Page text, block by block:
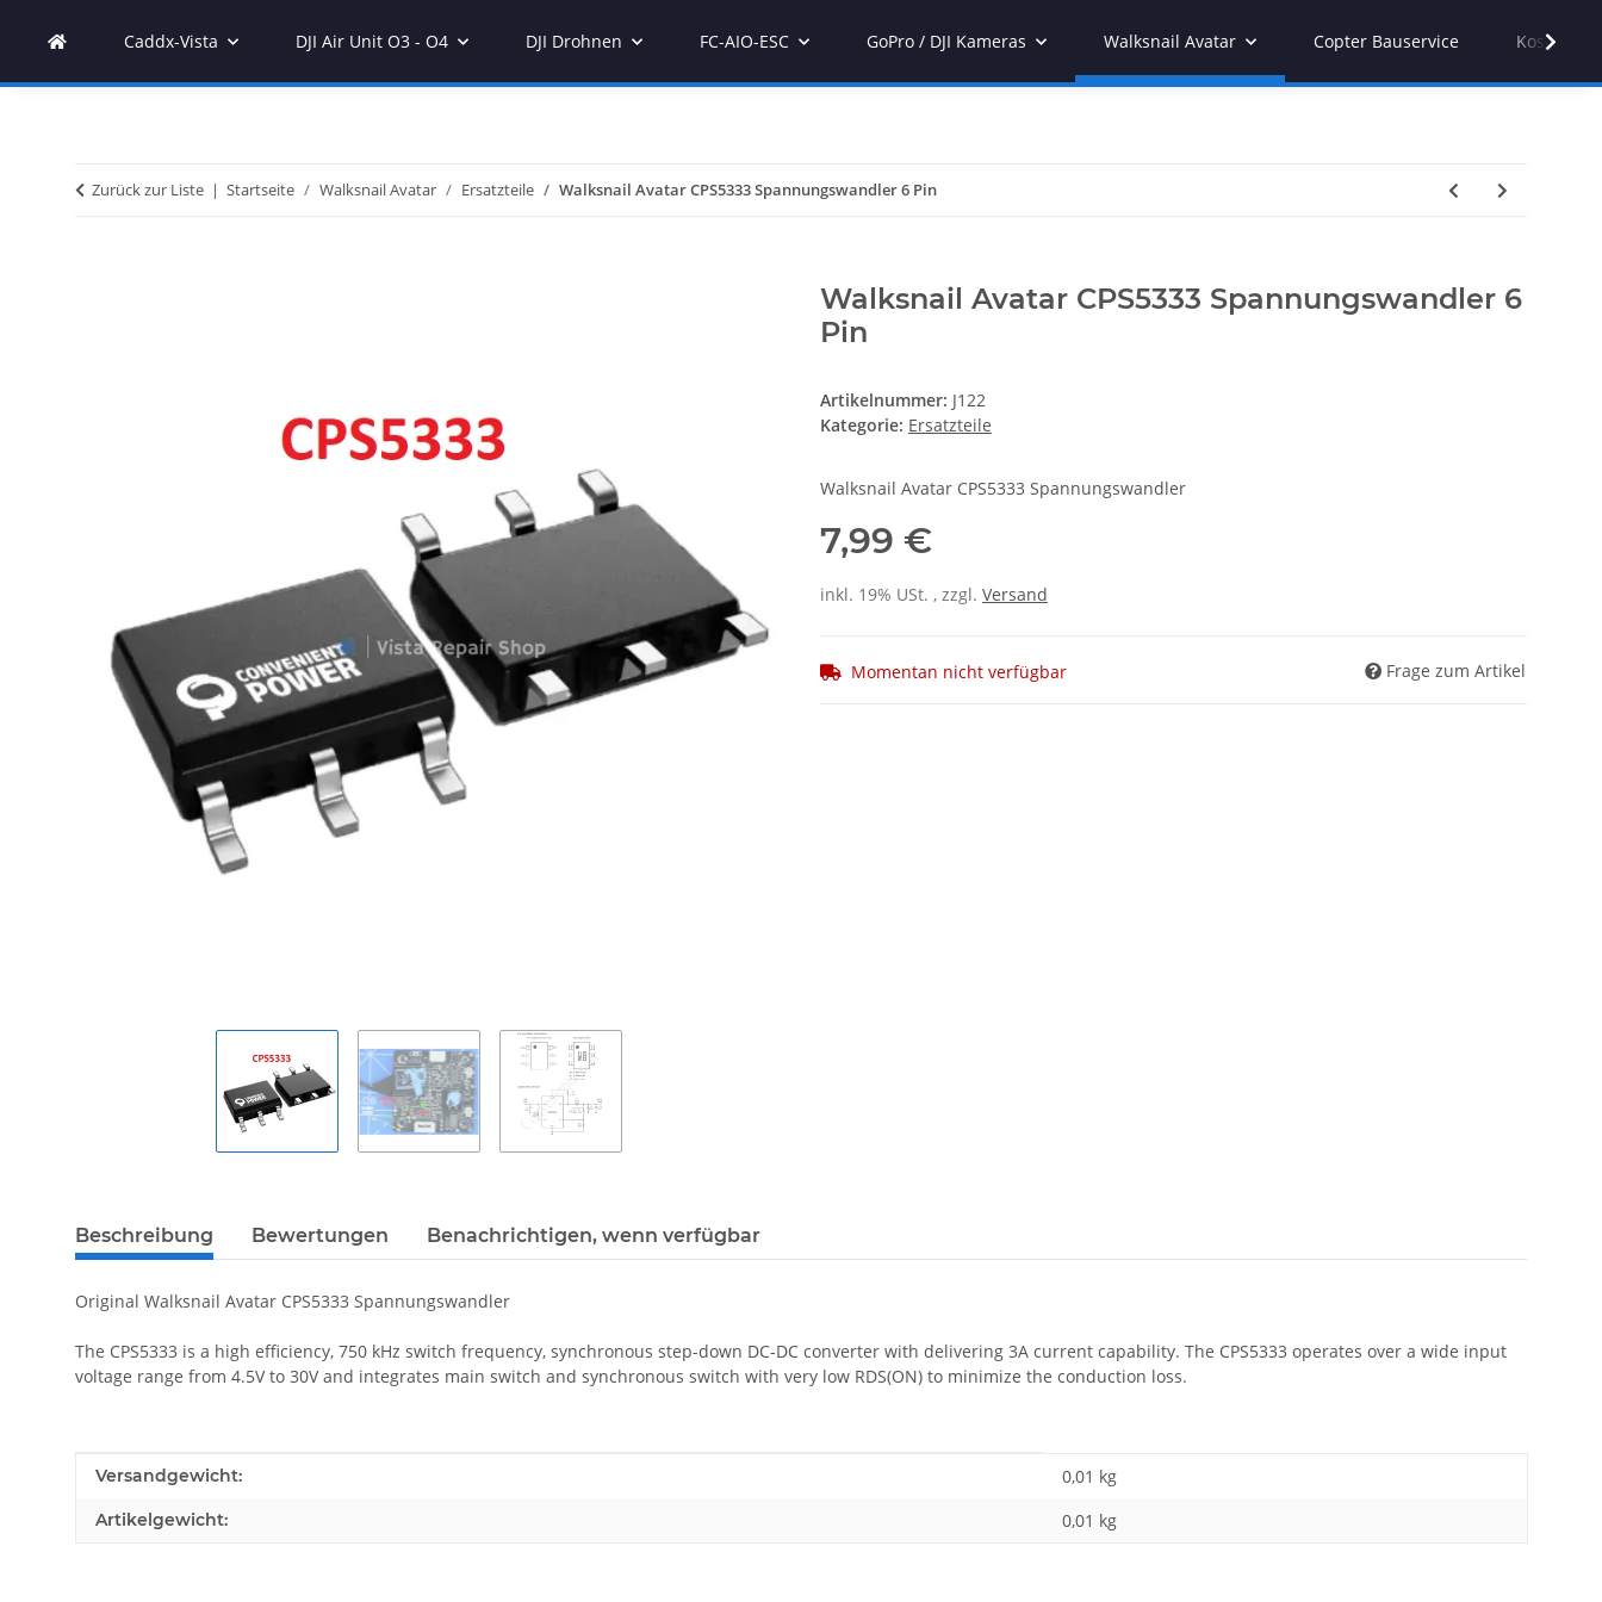
Caddx-Vista DJI Air Unit O3 - O4 DJI Drohnen FC-AIO-ESC GoPro / DJI Kameras Walksnail Avatar Copter Bauservice
Zurück zur Liste Startseite Walksnail Avatar Ersatzteile Walksnail Avatar CPS5333 Spannungswandler 6 Pin
Walksnail Avatar CPS5333 Spannungswandler 6
Pin
Artikelnummer: J122
Kategorie: Ersatzteile
Walksnail Avatar CPS5333 Spannungswandler
7,99 €
inkl. 19% USt. , zzgl. Versand
Momentan nicht verfügbar Frage zum Artikel
Beschreibung Bewertungen Benachrichtigen, wenn verfügbar
Original Walksnail Avatar CPS5333 Spannungswandler
The CPS5333 is a high efficiency, 750 kHz switch frequency, synchronous step-down DC-DC converter with delivering 3A current capability. The CPS5333 operates over a wide input
voltage range from 4.5V to 30V and integrates main switch and synchronous switch with very low RDS(ON) to minimize the conduction loss.
Produkteigenschaft
Wert
Versandgewicht: 0,01 kg
Artikelgewicht: 0,01 kg